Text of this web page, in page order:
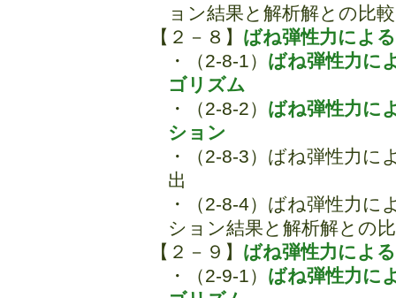
ョン結果と解析解との比較
【２－８】 ばね弾性力によ
・（2-8-1） ばね弾性力に
ゴリズム
・（2-8-2） ばね弾性力に
ション
・（2-8-3）ばね弾性力に
出
・（2-8-4）ばね弾性力に
ション結果と解析解との
【２－９】 ばね弾性力によ
・（2-9-1） ばね弾性力に